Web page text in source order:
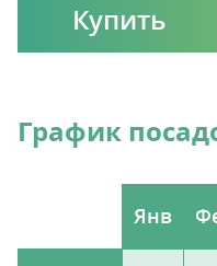
Купить
График
Янв